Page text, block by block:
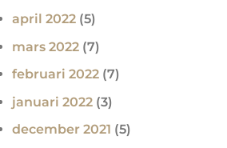
april 2022 (5)
mars 2022 (7)
februari 2022 (7)
januari 2022 (3)
december 2021 (5)